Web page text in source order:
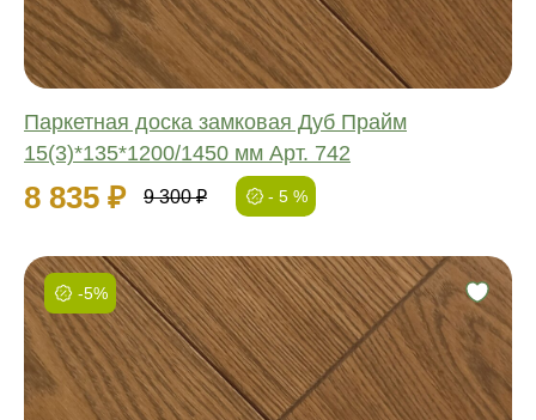
Паркетная доска замковая Дуб Прайм
15(3)*135*1200/1450 мм Арт. 742
8 835 ₽ 9 300 ₽ - 5 %
-5%
Фаска:
Соединение:
Обработка:
Длина: